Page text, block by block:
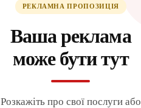
РЕКЛАМНА ПРОПОЗИЦІЯ
Ваша реклама
може бути тут
Розкажіть про свої послуги або